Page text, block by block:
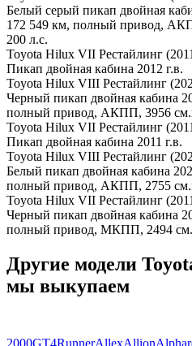
Белый серый пикап двойная
172 549 км, полный привод,
200 л.с.
Toyota Hilux VII Рестайлинг
Пикап двойная кабина 2012 г.в.
Toyota Hilux VIII Рестайлинг
Черный пикап двойная кабина
полный привод, АКПП, 3956
Toyota Hilux VII Рестайлинг
Пикап двойная кабина 2011 г.в.
Toyota Hilux VIII Рестайлинг
Белый пикап двойная кабина
полный привод, АКПП, 2755
Toyota Hilux VII Рестайлинг
Черный пикап двойная кабина
полный привод, МКПП, 2494
Другие модели
мы выкупаем
2000GT4RunnerAllexAllion